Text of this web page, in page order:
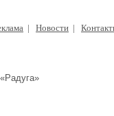
| Новости |